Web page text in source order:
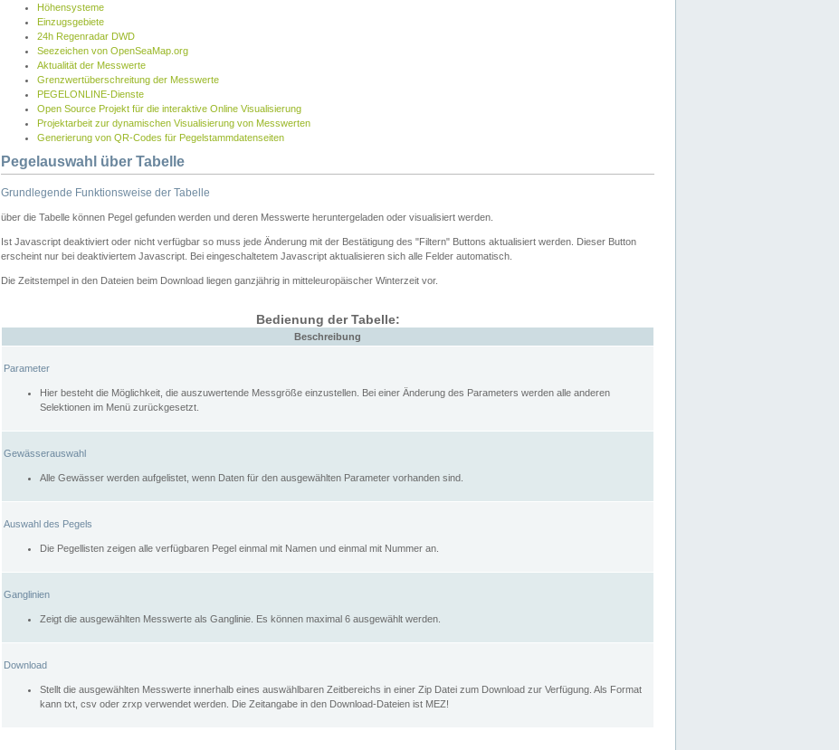
Höhensysteme
Einzugsgebiete
24h Regenradar DWD
Seezeichen von OpenSeaMap.org
Aktualität der Messwerte
Grenzwertüberschreitung der Messwerte
PEGELONLINE-Dienste
Open Source Projekt für die interaktive Online Visualisierung
Projektarbeit zur dynamischen Visualisierung von Messwerten
Generierung von QR-Codes für Pegelstammdatenseiten
Pegelauswahl über Tabelle
Grundlegende Funktionsweise der Tabelle
über die Tabelle können Pegel gefunden werden und deren Messwerte heruntergeladen oder visualisiert werden.
Ist Javascript deaktiviert oder nicht verfügbar so muss jede Änderung mit der Bestätigung des "Filtern" Buttons aktualisiert werden. Dieser Button
erscheint nur bei deaktiviertem Javascript. Bei eingeschaltetem Javascript aktualisieren sich alle Felder automatisch.
Die Zeitstempel in den Dateien beim Download liegen ganzjährig in mitteleuropäischer Winterzeit vor.
Bedienung der Tabelle:
Beschreibung
Parameter
Hier besteht die Möglichkeit, die auszuwertende Messgröße einzustellen. Bei einer Änderung des Parameters werden alle anderen
Selektionen im Menü zurückgesetzt.
Gewässerauswahl
Alle Gewässer werden aufgelistet, wenn Daten für den ausgewählten Parameter vorhanden sind.
Auswahl des Pegels
Die Pegellisten zeigen alle verfügbaren Pegel einmal mit Namen und einmal mit Nummer an.
Ganglinien
Zeigt die ausgewählten Messwerte als Ganglinie. Es können maximal 6 ausgewählt werden.
Download
Stellt die ausgewählten Messwerte innerhalb eines auswählbaren Zeitbereichs in einer Zip Datei zum Download zur Verfügung. Als Format
kann txt, csv oder zrxp verwendet werden. Die Zeitangabe in den Download-Dateien ist MEZ!